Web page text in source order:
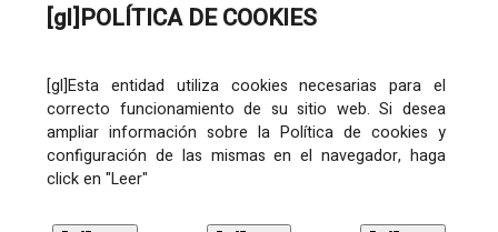
[gl]POLÍTICA DE COOKIES
[gl]Esta entidad utiliza cookies necesarias para el
correcto funcionamiento de su sitio web. Si desea
ampliar información sobre la Política de cookies y
configuración de las mismas en el navegador, haga
click en "Leer"